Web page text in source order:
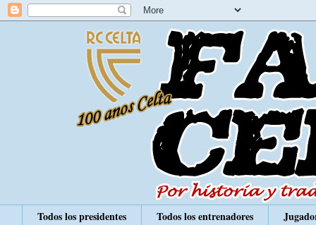
Todos los presidentes Todos los entrenadores